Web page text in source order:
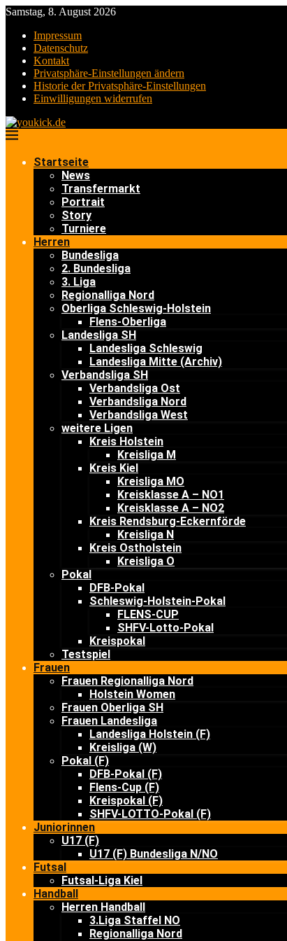
Samstag, 8. August 2026
Impressum
Datenschutz
Kontakt
Privatsphäre-Einstellungen ändern
Historie der Privatsphäre-Einstellungen
Einwilligungen widerrufen
Startseite
News
Transfermarkt
Portrait
Story
Turniere
Herren
Bundesliga
2. Bundesliga
3. Liga
Regionalliga Nord
Oberliga Schleswig-Holstein
Flens-Oberliga
Landesliga SH
Landesliga Schleswig
Landesliga Mitte (Archiv)
Verbandsliga SH
Verbandsliga Ost
Verbandsliga Nord
Verbandsliga West
weitere Ligen
Kreis Holstein
Kreisliga M
Kreis Kiel
Kreisliga MO
Kreisklasse A – NO1
Kreisklasse A – NO2
Kreis Rendsburg-Eckernförde
Kreisliga N
Kreis Ostholstein
Kreisliga O
Pokal
DFB-Pokal
Schleswig-Holstein-Pokal
FLENS-CUP
SHFV-Lotto-Pokal
Kreispokal
Testspiel
Frauen
Frauen Regionalliga Nord
Holstein Women
Frauen Oberliga SH
Frauen Landesliga
Landesliga Holstein (F)
Kreisliga (W)
Pokal (F)
DFB-Pokal (F)
Flens-Cup (F)
Kreispokal (F)
SHFV-LOTTO-Pokal (F)
Juniorinnen
U17 (F)
U17 (F) Bundesliga N/NO
Futsal
Futsal-Liga Kiel
Handball
Herren Handball
3.Liga Staffel NO
Regionalliga Nord